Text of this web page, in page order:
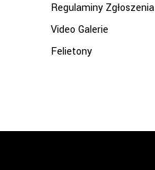
Regulaminy Zgłoszenia
Video Galerie
Felietony